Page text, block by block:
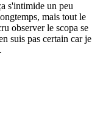
s'intimide un peu
mais tout le
observer le scopa se
suis pas certain car je